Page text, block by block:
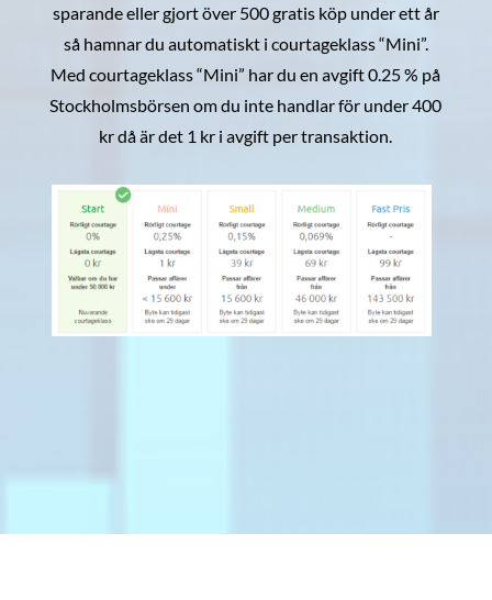
sparande eller gjort över 500 gratis köp under ett år
så hamnar du automatiskt i courtageklass “Mini”.
Med courtageklass “Mini” har du en avgift 0.25 % på
Stockholmsbörsen om du inte handlar för under 400
kr då är det 1 kr i avgift per transaktion.